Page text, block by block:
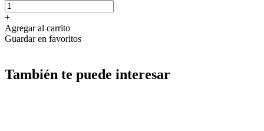
+
Agregar al carrito
Guardar en favoritos
También te puede interesar